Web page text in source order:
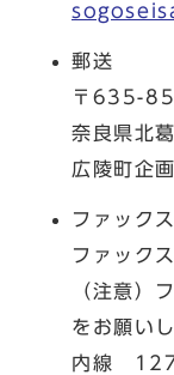
郵送
〒635-
奈良県北
広陵町企
ファックス
ファッ
（注意）
をお願
内線